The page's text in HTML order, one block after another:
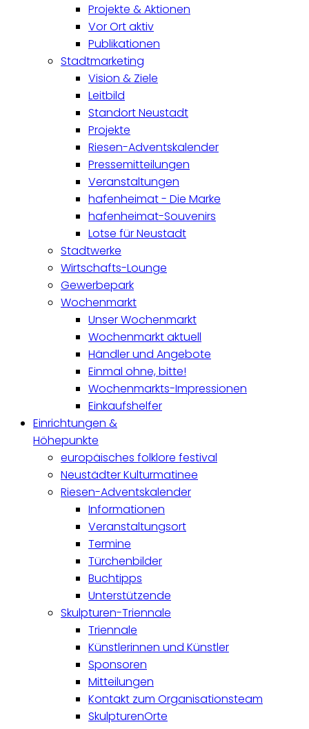
Projekte & Aktionen
Vor Ort aktiv
Publikationen
Stadtmarketing
Vision & Ziele
Leitbild
Standort Neustadt
Projekte
Riesen-Adventskalender
Pressemitteilungen
Veranstaltungen
hafenheimat - Die Marke
hafenheimat-Souvenirs
Lotse für Neustadt
Stadtwerke
Wirtschafts-Lounge
Gewerbepark
Wochenmarkt
Unser Wochenmarkt
Wochenmarkt aktuell
Händler und Angebote
Einmal ohne, bitte!
Wochenmarkts-Impressionen
Einkaufshelfer
Einrichtungen &
Höhepunkte
europäisches folklore festival
Neustädter Kulturmatinee
Riesen-Adventskalender
Informationen
Veranstaltungsort
Termine
Türchenbilder
Buchtipps
Unterstützende
Skulpturen-Triennale
Triennale
Künstlerinnen und Künstler
Sponsoren
Mitteilungen
Kontakt zum Organisationsteam
SkulpturenOrte